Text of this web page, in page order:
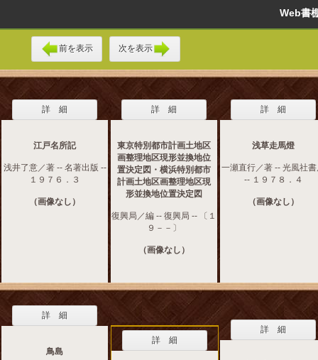
Web
前を表示 次を表示
詳 細
江戸名所記
浅井了意／著 -- 名著出版 --
１９７６．３
（画像なし）
詳 細
東京特別都市計画土地区
画整理地区現形並換地位
置決定図・横浜特別都市
計画土地区画整理地区現
形並換地位置決定図
復興局／編 -- 復興局 -- 〔１
９－－〕
（画像なし）
詳 細
浅草走馬燈
一瀬直行／著 -- 光風社
-- １９７８．４
（画像なし）
詳 細
鳥島
詳 細
詳 細